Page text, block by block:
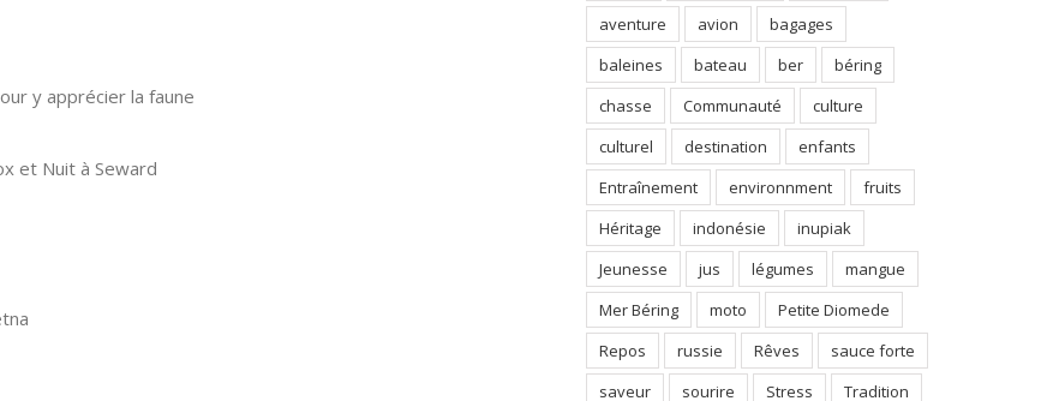
y apprécier la faune
et Nuit à Seward
aventure
avion
bagages
baleines
bateau ber
béring
chasse
Communauté
culture
culturel
destination
enfants
Entraînement
environnment
fruits
Héritage
indonésie
inupiak
Jeunesse
jus légumes
mangue
Mer Béring
moto
Petite Diomede
Repos
russie Rêves
sauce forte
saveur
sourire Stress
Tradition